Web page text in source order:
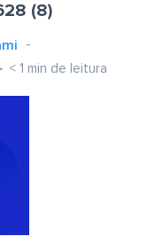
(8)
< 1 min de leitura